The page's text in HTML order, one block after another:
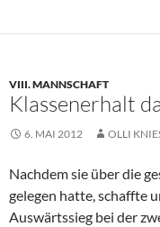
VIII. MANNSCHAFT
Klassenerhalt
6. MAI 2012 OLLI
Nachdem sie über die
gelegen hatte, schaffte
Auswärtssieg bei der